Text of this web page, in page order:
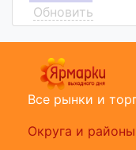
Обновить
Все рынки и
Округа и